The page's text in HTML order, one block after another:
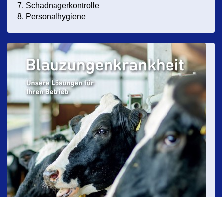
7. Schadnagerkontrolle
8. Personalhygiene